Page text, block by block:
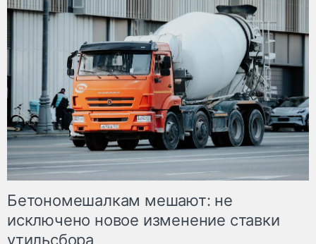
Бетономешалкам мешают: не
исключено новое изменение ставки
утильсбора